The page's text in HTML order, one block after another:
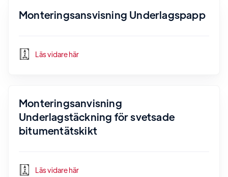
Monteringsansvisning Underlagspapp
Läs vidare här
Monteringsanvisning
Underlagstäckning för svetsade
bitumentätskikt
Läs vidare här